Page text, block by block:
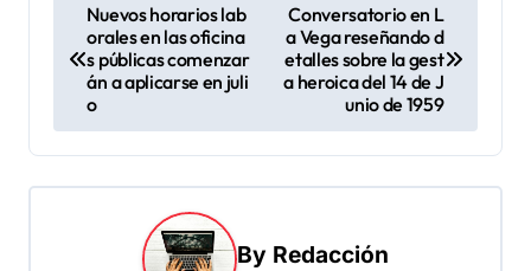
e
g
Nuevos horarios lab
orales en las oficina
s públicas comenzar
án a aplicarse en juli
o
Conversatorio en L
a Vega reseñando d
etalles sobre la gest
a heroica del 14 de J
unio de 1959
By Redacción